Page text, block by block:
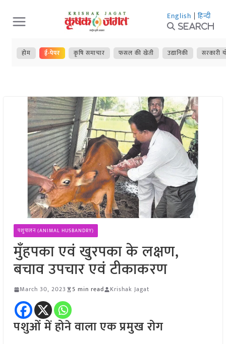
Skip
to
content
English | हिन्दी
Search
होम ई-पेपर कृषि समाचार फसल की खेती उद्यानिकी सरकारी
पशुपालन (ANIMAL HUSBANDRY)
मुँहपका एवं खुरपका के लक्षण,
बचाव उपचार एवं टीकाकरण
March 30, 2023 5 min read Krishak Jagat
पशुओं में होने वाला एक प्रमुख रोग